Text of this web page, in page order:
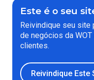
Este é o seu
Reivindique seu site
de negócios da
clientes.
Reivindique Este